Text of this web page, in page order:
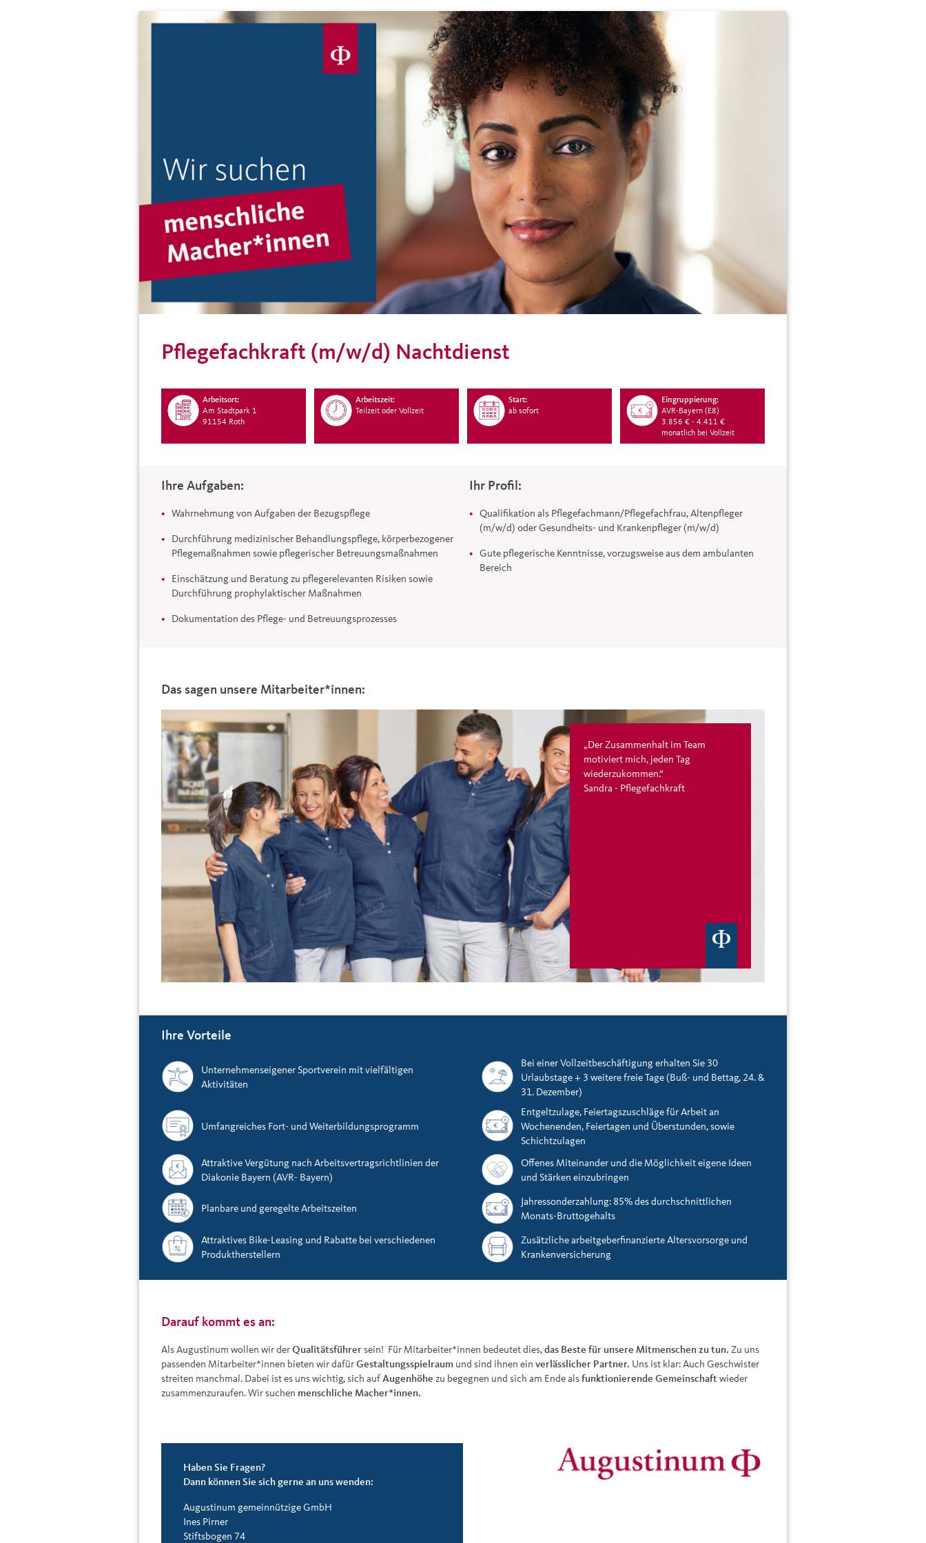
Pflegefachkraft (m/w/d) Nachtdienst
Arbeitsort:
Am Stadtpark 1
91154 Roth
Arbeitszeit:
Teilzeit oder Vollzeit
Start:
ab sofort
Eingruppierung:
AVR-Bayern (E8)
3.856 € - 4.411 €
monatlich bei Vollzeit
Ihre Aufgaben:
Wahrnehmung von Aufgaben der Bezugspflege
Durchführung medizinischer Behandlungspflege, körperbezogener
Pflegemaßnahmen sowie pflegerischer Betreuungsmaßnahmen
Einschätzung und Beratung zu pflegerelevanten Risiken sowie
Durchführung prophylaktischer Maßnahmen
Dokumentation des Pflege- und Betreuungsprozesses
Ihr Profil:
Qualifikation als Pflegefachmann/Pflegefachfrau, Altenpfleger
(m/w/d) oder Gesundheits- und Krankenpfleger (m/w/d)
Gute pflegerische Kenntnisse, vorzugsweise aus dem ambulanten
Bereich
Das sagen unsere Mitarbeiter*innen:
„Der Zusammenhalt im Team
motiviert mich, jeden Tag
wiederzukommen.“
Sandra - Pflegefachkraft
Ihre Vorteile
Unternehmenseigener Sportverein mit vielfältigen
Aktivitäten
Bei einer Vollzeitbeschäftigung erhalten Sie 30
Urlaubstage + 3 weitere freie Tage (Buß- und Bettag, 24. &
31. Dezember)
Umfangreiches Fort- und Weiterbildungsprogramm
Entgeltzulage, Feiertagszuschläge für Arbeit an
Wochenenden, Feiertagen und Überstunden, sowie
Schichtzulagen
Attraktive Vergütung nach Arbeitsvertragsrichtlinien der
Diakonie Bayern (AVR- Bayern)
Offenes Miteinander und die Möglichkeit eigene Ideen
und Stärken einzubringen
Planbare und geregelte Arbeitszeiten
Jahressonderzahlung: 85% des durchschnittlichen
Monats-Bruttogehalts
Attraktives Bike-Leasing und Rabatte bei verschiedenen
Produktherstellern
Zusätzliche arbeitgeberfinanzierte Altersvorsorge und
Krankenversicherung
Darauf kommt es an:
Als Augustinum wollen wir derQualitätsführersein! Für Mitarbeiter*innen bedeutet dies,das Beste für unsere Mitmenschen zu tun. Zu uns
passenden Mitarbeiter*innen bieten wir dafürGestaltungsspielraum und sind ihnen ein verlässlicher Partner. Uns ist klar: Auch Geschwister
streiten manchmal. Dabei ist es uns wichtig, sich aufAugenhöhe zu begegnen und sich am Ende alsfunktionierende Gemeinschaft wieder
zusammenzuraufen. Wir suchen menschliche Macher*innen.
Haben Sie Fragen?
Dann können Sie sich gerne an uns wenden:
Augustinum gemeinnützige GmbH
Ines Pirner
Stiftsbogen 74